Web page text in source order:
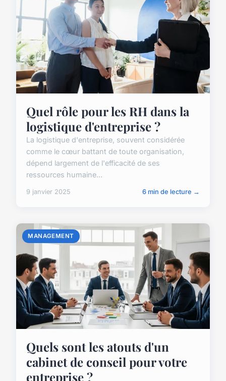
Quel rôle pour les RH dans la
logistique d'entreprise ?
La logistique d'entreprise, souvent considérée
comme le cœur battant de toute organisation,
dépend largement de l'efficacité de ses
ressources humaine...
9 janvier 2025 6 min de lecture →
MANAGEMENT
Quels sont les atouts d'un
cabinet de conseil pour votre
entreprise ?